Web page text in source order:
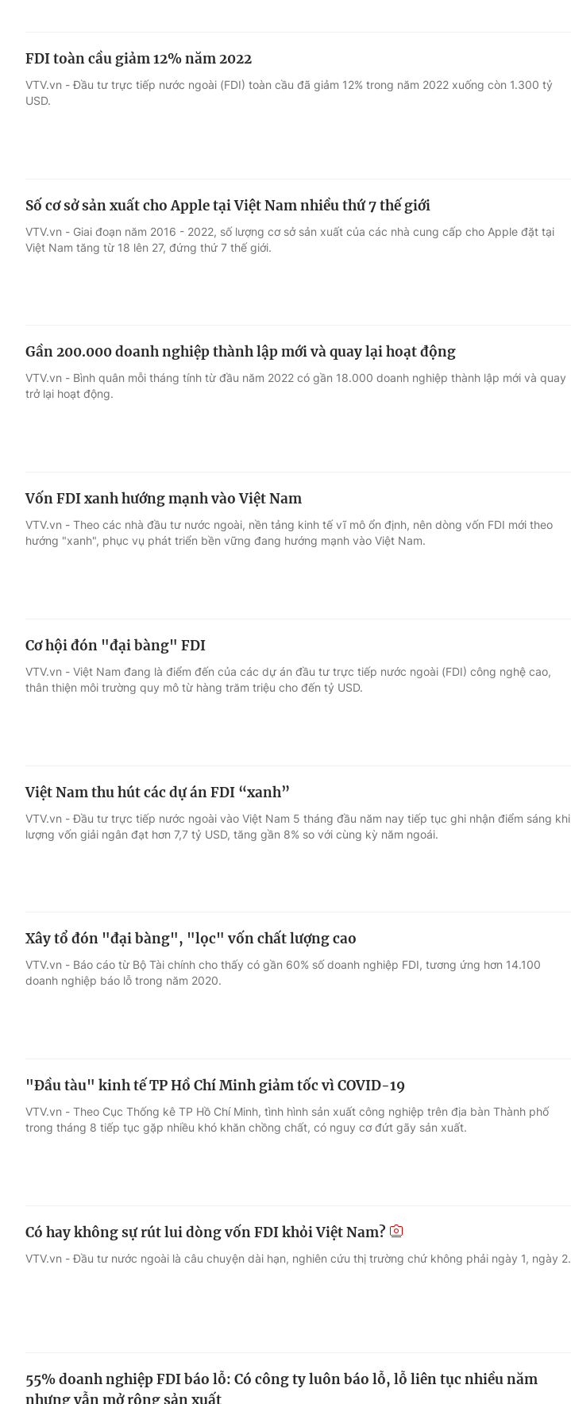
FDI toàn cầu giảm 12% năm 2022
VTV.vn - Đầu tư trực tiếp nước ngoài (FDI) toàn cầu đã giảm 12% trong năm 2022 xuống còn 1.300 tỷ
USD.
Số cơ sở sản xuất cho Apple tại Việt Nam nhiều thứ 7 thế giới
VTV.vn - Giai đoạn năm 2016 - 2022, số lượng cơ sở sản xuất của các nhà cung cấp cho Apple đặt tại
Việt Nam tăng từ 18 lên 27, đứng thứ 7 thế giới.
Gần 200.000 doanh nghiệp thành lập mới và quay lại hoạt động
VTV.vn - Bình quân mỗi tháng tính từ đầu năm 2022 có gần 18.000 doanh nghiệp thành lập mới và quay
trở lại hoạt động.
Vốn FDI xanh hướng mạnh vào Việt Nam
VTV.vn - Theo các nhà đầu tư nước ngoài, nền tảng kinh tế vĩ mô ổn định, nên dòng vốn FDI mới theo
hướng "xanh", phục vụ phát triển bền vững đang hướng mạnh vào Việt Nam.
Cơ hội đón "đại bàng" FDI
VTV.vn - Việt Nam đang là điểm đến của các dự án đầu tư trực tiếp nước ngoài (FDI) công nghệ cao,
thân thiện môi trường quy mô từ hàng trăm triệu cho đến tỷ USD.
Việt Nam thu hút các dự án FDI “xanh”
VTV.vn - Đầu tư trực tiếp nước ngoài vào Việt Nam 5 tháng đầu năm nay tiếp tục ghi nhận điểm sáng khi
lượng vốn giải ngân đạt hơn 7,7 tỷ USD, tăng gần 8% so với cùng kỳ năm ngoái.
Xây tổ đón "đại bàng", "lọc" vốn chất lượng cao
VTV.vn - Báo cáo từ Bộ Tài chính cho thấy có gần 60% số doanh nghiệp FDI, tương ứng hơn 14.100
doanh nghiệp báo lỗ trong năm 2020.
"Đầu tàu" kinh tế TP Hồ Chí Minh giảm tốc vì COVID-19
VTV.vn - Theo Cục Thống kê TP Hồ Chí Minh, tình hình sản xuất công nghiệp trên địa bàn Thành phố
trong tháng 8 tiếp tục gặp nhiều khó khăn chồng chất, có nguy cơ đứt gãy sản xuất.
Có hay không sự rút lui dòng vốn FDI khỏi Việt Nam?
VTV.vn - Đầu tư nước ngoài là câu chuyện dài hạn, nghiên cứu thị trường chứ không phải ngày 1, ngày 2.
55% doanh nghiệp FDI báo lỗ: Có công ty luôn báo lỗ, lỗ liên tục nhiều năm
nhưng vẫn mở rộng sản xuất